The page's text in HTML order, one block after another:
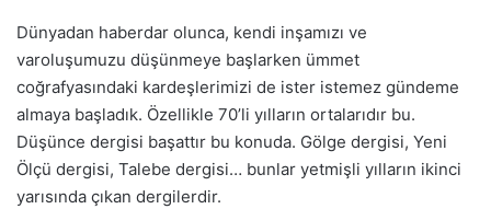
Dünyadan haberdar olunca, kendi inşamızı ve
varoluşumuzu düşünmeye başlarken ümmet
coğrafyasındaki kardeşlerimizi de ister istemez gündeme
almaya başladık. Özellikle 70’li yılların ortalarıdır bu.
Düşünce dergisi başattır bu konuda. Gölge dergisi, Yeni
Ölçü dergisi, Talebe dergisi… bunlar yetmişli yılların ikinci
yarısında çıkan dergilerdir.